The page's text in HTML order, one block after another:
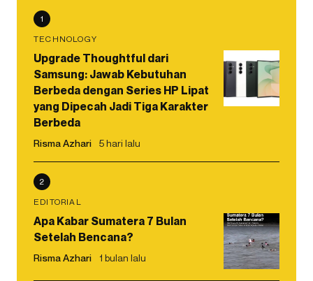
1
TECHNOLOGY
Upgrade Thoughtful dari
Samsung: Jawab Kebutuhan
Berbeda dengan Series HP Lipat
yang Dipecah Jadi Tiga Karakter
Berbeda
Risma Azhari 5 hari lalu
2
EDITORIAL
Apa Kabar Sumatera 7 Bulan
Setelah Bencana?
Risma Azhari 1 bulan lalu